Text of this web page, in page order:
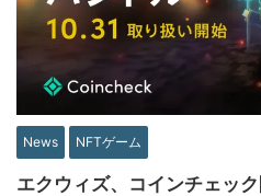
News NFTゲーム
エクウィズ、コインチェッ